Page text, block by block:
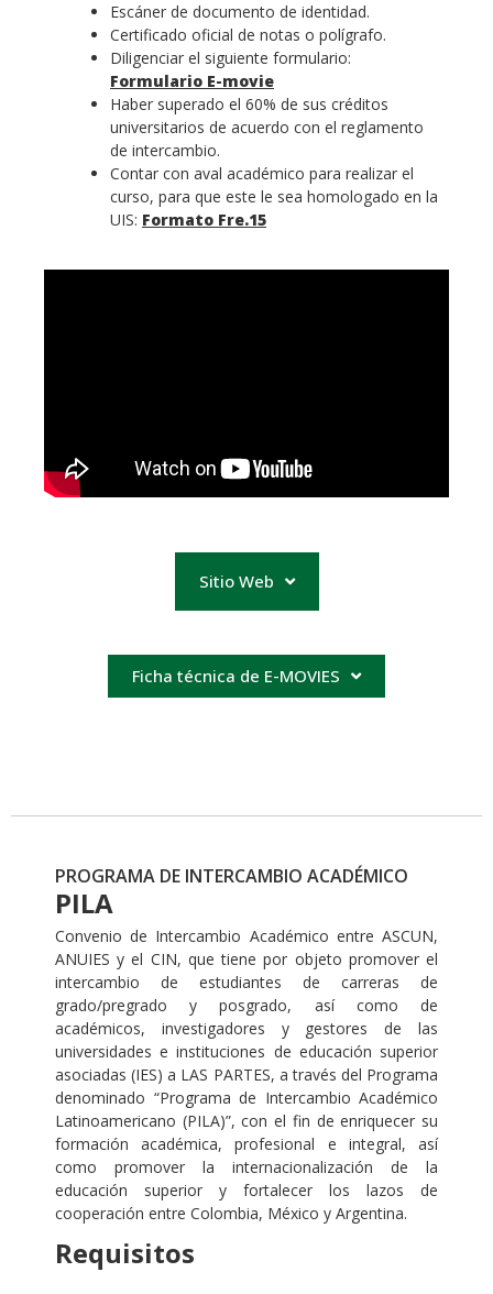
Escáner de documento de identidad.
Certificado oficial de notas o polígrafo.
Diligenciar el siguiente formulario:
Formulario E-movie
Haber superado el 60% de sus créditos
universitarios de acuerdo con el reglamento
de intercambio.
Contar con aval académico para realizar el
curso, para que este le sea homologado en la
UIS: Formato Fre.15
Sitio Web
Ficha técnica de E-MOVIES
PROGRAMA DE INTERCAMBIO ACADÉMICO
PILA
Convenio de Intercambio Académico entre ASCUN,
ANUIES y el CIN, que tiene por objeto promover el
intercambio de estudiantes de carreras de
grado/pregrado y posgrado, así como de
académicos, investigadores y gestores de las
universidades e instituciones de educación superior
asociadas (IES) a LAS PARTES, a través del Programa
denominado “Programa de Intercambio Académico
Latinoamericano (PILA)”, con el fin de enriquecer su
formación académica, profesional e integral, así
como promover la internacionalización de la
educación superior y fortalecer los lazos de
cooperación entre Colombia, México y Argentina.
Requisitos